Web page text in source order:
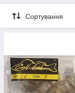
Сортування